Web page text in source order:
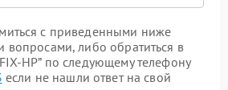
с приведенными ниже
вопросами, либо обратиться в
HP” по следующему телефону
если не нашли ответ на свой